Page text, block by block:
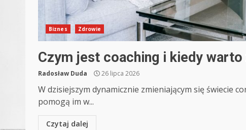
Biznes Zdrowie
Czym jest coaching i kiedy
Radosław Duda 26 lipca 2026
W dzisiejszym dynamicznie zmieniającym się świecie
pomogą im w...
Czytaj dalej